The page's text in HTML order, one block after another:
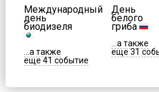
Международный
день
биодизеля
...а также
еще 41 событие
День
белого
гриба
...а также
еще 31